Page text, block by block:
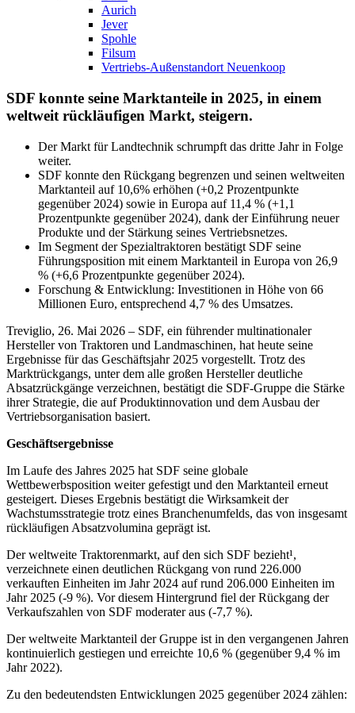
Aurich
Jever
Spohle
Filsum
Vertriebs-Außenstandort Neuenkoop
SDF konnte seine Marktanteile in 2025, in einem
weltweit rückläufigen Markt, steigern.
Der Markt für Landtechnik schrumpft das dritte Jahr in Folge
weiter.
SDF konnte den Rückgang begrenzen und seinen weltweiten
Marktanteil auf 10,6% erhöhen (+0,2 Prozentpunkte
gegenüber 2024) sowie in Europa auf 11,4 % (+1,1
Prozentpunkte gegenüber 2024), dank der Einführung neuer
Produkte und der Stärkung seines Vertriebsnetzes.
Im Segment der Spezialtraktoren bestätigt SDF seine
Führungsposition mit einem Marktanteil in Europa von 26,9
% (+6,6 Prozentpunkte gegenüber 2024).
Forschung & Entwicklung: Investitionen in Höhe von 66
Millionen Euro, entsprechend 4,7 % des Umsatzes.
Treviglio, 26. Mai 2026 – SDF, ein führender multinationaler
Hersteller von Traktoren und Landmaschinen, hat heute seine
Ergebnisse für das Geschäftsjahr 2025 vorgestellt. Trotz des
Marktrückgangs, unter dem alle großen Hersteller deutliche
Absatzrückgänge verzeichnen, bestätigt die SDF-Gruppe die Stärke
ihrer Strategie, die auf Produktinnovation und dem Ausbau der
Vertriebsorganisation basiert.
Geschäftsergebnisse
Im Laufe des Jahres 2025 hat SDF seine globale
Wettbewerbsposition weiter gefestigt und den Marktanteil erneut
gesteigert. Dieses Ergebnis bestätigt die Wirksamkeit der
Wachstumsstrategie trotz eines Branchenumfelds, das von insgesamt
rückläufigen Absatzvolumina geprägt ist.
Der weltweite Traktorenmarkt, auf den sich SDF bezieht¹,
verzeichnete einen deutlichen Rückgang von rund 226.000
verkauften Einheiten im Jahr 2024 auf rund 206.000 Einheiten im
Jahr 2025 (-9 %). Vor diesem Hintergrund fiel der Rückgang der
Verkaufszahlen von SDF moderater aus (-7,7 %).
Der weltweite Marktanteil der Gruppe ist in den vergangenen Jahren
kontinuierlich gestiegen und erreichte 10,6 % (gegenüber 9,4 % im
Jahr 2022).
Zu den bedeutendsten Entwicklungen 2025 gegenüber 2024 zählen: